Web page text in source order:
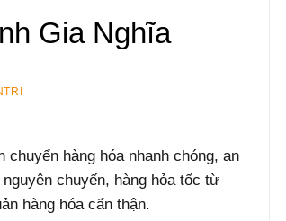
Gia Nghĩa
hàng hóa nhanh chóng, an
chuyến, hàng hỏa tốc từ
hàng hóa cẩn thận.